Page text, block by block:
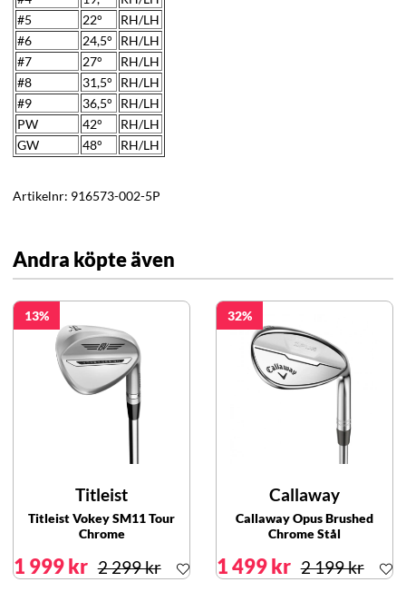
#5
22°
RH/LH
#6
24,5°
RH/LH
#7
27°
RH/LH
#8
31,5°
RH/LH
#9
36,5°
RH/LH
PW
42°
RH/LH
GW
48° RH/LH
Artikelnr: 916573-002-5P
Andra köpte även
13
Titleist
Titleist Vokey SM11 Tour
Chrome
1 999 kr 2 299 kr
32
Callaway
Callaway Opus Brushed
Chrome Stål
1 499 kr 2 199 kr